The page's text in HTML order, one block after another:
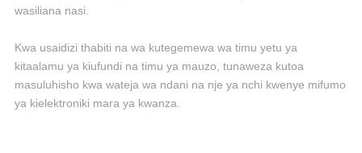
wasiliana nasi.
Kwa usaidizi thabiti na wa kutegemewa wa timu yetu ya
kitaalamu ya kiufundi na timu ya mauzo, tunaweza kutoa
masuluhisho kwa wateja wa ndani na nje ya nchi kwenye mifumo
ya kielektroniki mara ya kwanza.